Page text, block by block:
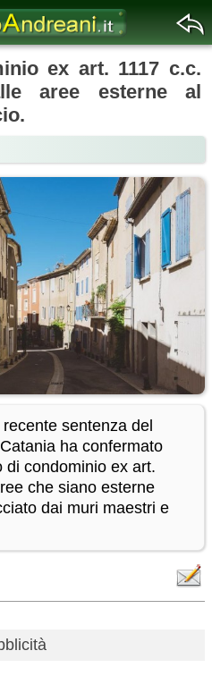
ex art. 1117 c.c.
aree esterne al
recente sentenza del
ha confermato
di condominio ex art.
che siano esterne
dai muri maestri e